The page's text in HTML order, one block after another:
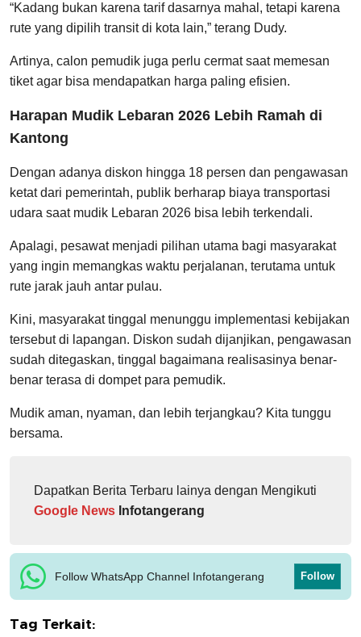
“Kadang bukan karena tarif dasarnya mahal, tetapi karena
rute yang dipilih transit di kota lain,” terang Dudy.
Artinya, calon pemudik juga perlu cermat saat memesan
tiket agar bisa mendapatkan harga paling efisien.
Harapan Mudik Lebaran 2026 Lebih Ramah di
Kantong
Dengan adanya diskon hingga 18 persen dan pengawasan
ketat dari pemerintah, publik berharap biaya transportasi
udara saat mudik Lebaran 2026 bisa lebih terkendali.
Apalagi, pesawat menjadi pilihan utama bagi masyarakat
yang ingin memangkas waktu perjalanan, terutama untuk
rute jarak jauh antar pulau.
Kini, masyarakat tinggal menunggu implementasi kebijakan
tersebut di lapangan. Diskon sudah dijanjikan, pengawasan
sudah ditegaskan, tinggal bagaimana realisasinya benar-
benar terasa di dompet para pemudik.
Mudik aman, nyaman, dan lebih terjangkau? Kita tunggu
bersama.
Dapatkan Berita Terbaru lainya dengan Mengikuti
Google News Infotangerang
Follow WhatsApp Channel Infotangerang Follow
Tag Terkait: